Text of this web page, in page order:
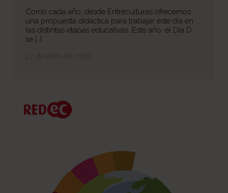
Como cada año, desde Entreculturas ofrecemos
una propuesta didáctica para trabajar este día en
las distintas etapas educativas. Este año, el Día D
se […]